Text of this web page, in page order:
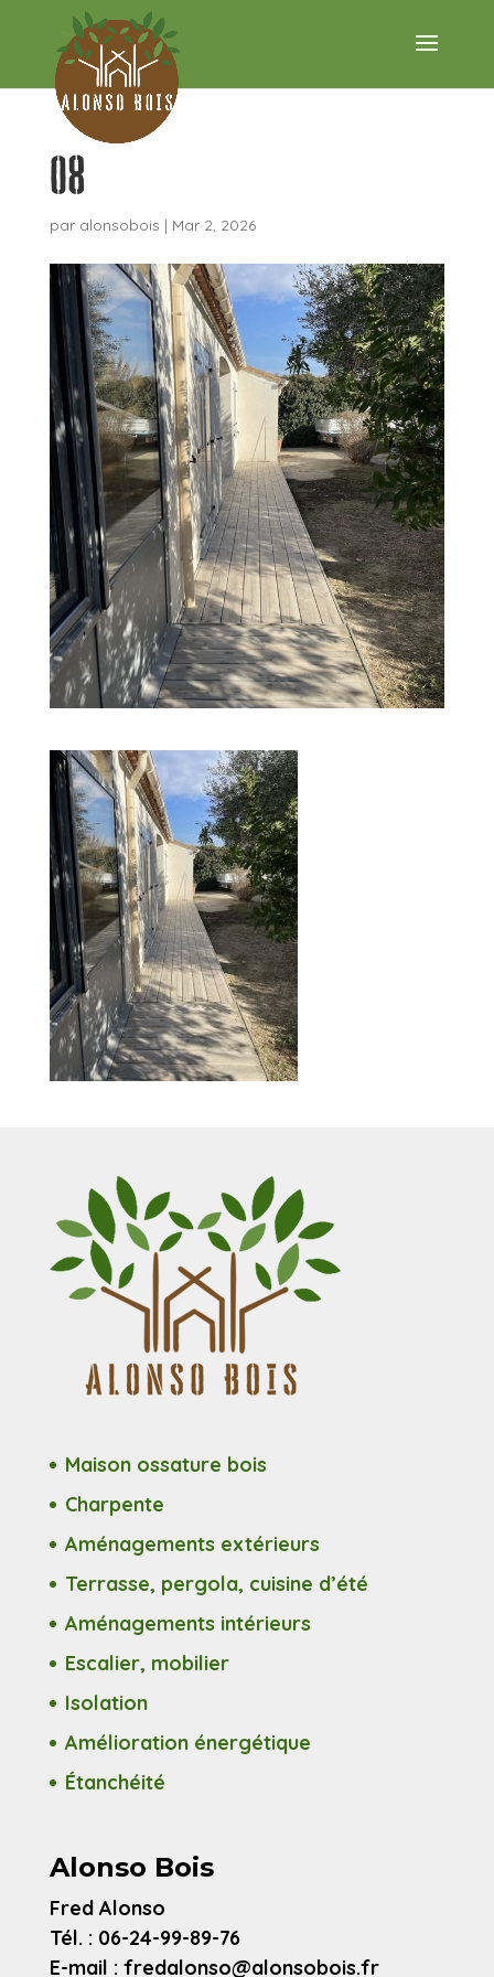
08
par alonsobois | Mar 2, 2026
Maison ossature bois
Charpente
Aménagements extérieurs
Terrasse, pergola, cuisine d’été
Aménagements intérieurs
Escalier, mobilier
Isolation
Amélioration énergétique
Étanchéité
Alonso Bois
Fred Alonso
Tél. : 06-24-99-89-76
E-mail : fredalonso@alonsobois.fr